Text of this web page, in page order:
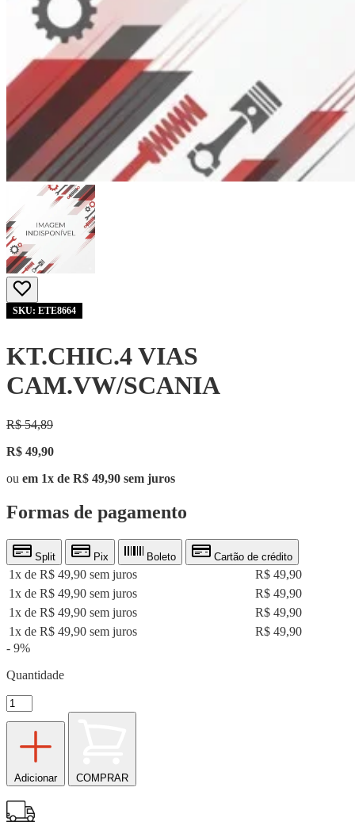
SKU: ETE8664
KT.CHIC.4 VIAS
CAM.VW/SCANIA
R$ 54,89
R$ 49,90
ou em 1x de R$ 49,90 sem juros
Formas de pagamento
Split Pix Boleto Cartão de crédito
1x de R$ 49,90 sem juros
R$ 49,90
1x de R$ 49,90 sem juros
R$ 49,90
1x de R$ 49,90 sem juros
R$ 49,90
1x de R$ 49,90 sem juros
R$ 49,90
- 9%
Quantidade
Adicionar COMPRAR